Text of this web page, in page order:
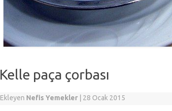
Kelle paça çorbası
Ekleyen Nefis Yemekler 28 Ocak 2015